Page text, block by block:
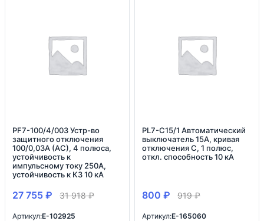
PF7-100/4/003 Устр-во
защитного отключения
100/0,03А (АС), 4 полюса,
устойчивость к
импульсному току 250А,
устойчивость к КЗ 10 кА
27 755 ₽ 31 918₽
Артикул:E-102925
PL7-C15/1 Автоматический
выключатель 15А, кривая
отключения С, 1 полюс,
откл. способность 10 кА
800 ₽ 919₽
Артикул:E-165060